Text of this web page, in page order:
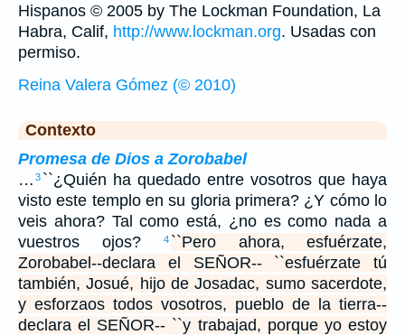
Hispanos © 2005 by The Lockman Foundation, La
Habra, Calif, http://www.lockman.org. Usadas con
permiso.
Reina Valera Gómez (© 2010)
Contexto
Promesa de Dios a Zorobabel
… 3 ``¿Quién ha quedado entre vosotros que haya
visto este templo en su gloria primera? ¿Y cómo lo
veis ahora? Tal como está, ¿no es como nada a
vuestros ojos?
4 ``Pero ahora, esfuérzate,
Zorobabel--declara el SEÑOR-- ``esfuérzate tú
también, Josué, hijo de Josadac, sumo sacerdote,
y esforzaos todos vosotros, pueblo de la tierra--
declara el SEÑOR-- ``y trabajad, porque yo estoy